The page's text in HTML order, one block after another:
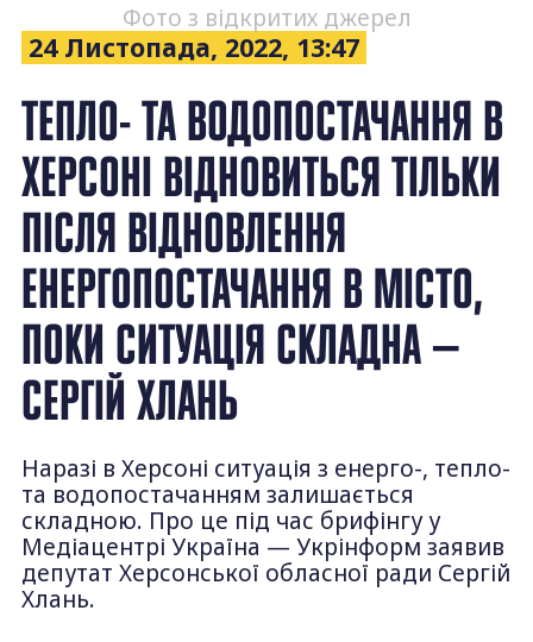
Фото з відкритих джерел
24 Листопада, 2022, 13:47
ТЕПЛО- ТА ВОДОПОСТАЧАННЯ В
ХЕРСОНІ ВІДНОВИТЬСЯ ТІЛЬКИ
ПІСЛЯ ВІДНОВЛЕННЯ
ЕНЕРГОПОСТАЧАННЯ В МІСТО,
ПОКИ СИТУАЦІЯ СКЛАДНА —
СЕРГІЙ ХЛАНЬ
Наразі в Херсоні ситуація з енерго-, тепло-
та водопостачанням залишається
складною. Про це під час брифінгу у
Медіацентрі Україна — Укрінформ заявив
депутат Херсонської обласної ради Сергій
Хлань.